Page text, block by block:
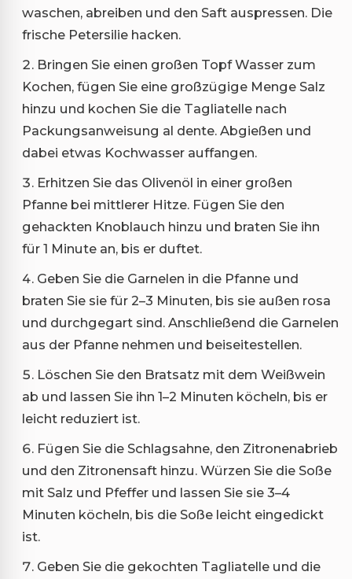
waschen, abreiben und den Saft auspressen. Die
frische Petersilie hacken.
Bringen Sie einen großen Topf Wasser zum
Kochen, fügen Sie eine großzügige Menge Salz
hinzu und kochen Sie die Tagliatelle nach
Packungsanweisung al dente. Abgießen und
dabei etwas Kochwasser auffangen.
Erhitzen Sie das Olivenöl in einer großen
Pfanne bei mittlerer Hitze. Fügen Sie den
gehackten Knoblauch hinzu und braten Sie ihn
für 1 Minute an, bis er duftet.
Geben Sie die Garnelen in die Pfanne und
braten Sie sie für 2–3 Minuten, bis sie außen rosa
und durchgegart sind. Anschließend die Garnelen
aus der Pfanne nehmen und beiseitestellen.
Löschen Sie den Bratsatz mit dem Weißwein
ab und lassen Sie ihn 1–2 Minuten köcheln, bis er
leicht reduziert ist.
Fügen Sie die Schlagsahne, den Zitronenabrieb
und den Zitronensaft hinzu. Würzen Sie die Soße
mit Salz und Pfeffer und lassen Sie sie 3–4
Minuten köcheln, bis die Soße leicht eingedickt
ist.
Geben Sie die gekochten Tagliatelle und die